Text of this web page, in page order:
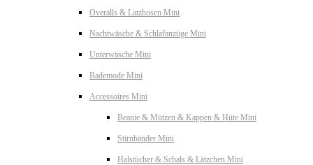
Overalls & Latzhosen Mini
Nachtwäsche & Schlafanzüge Mini
Unterwäsche Mini
Bademode Mini
Accessoires Mini
Beanie & Mützen & Kappen & Hüte Mini
Stirnbänder Mini
Halstücher & Schals & Lätzchen Mini